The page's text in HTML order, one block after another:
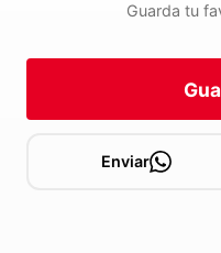
Guarda tu
Enviar